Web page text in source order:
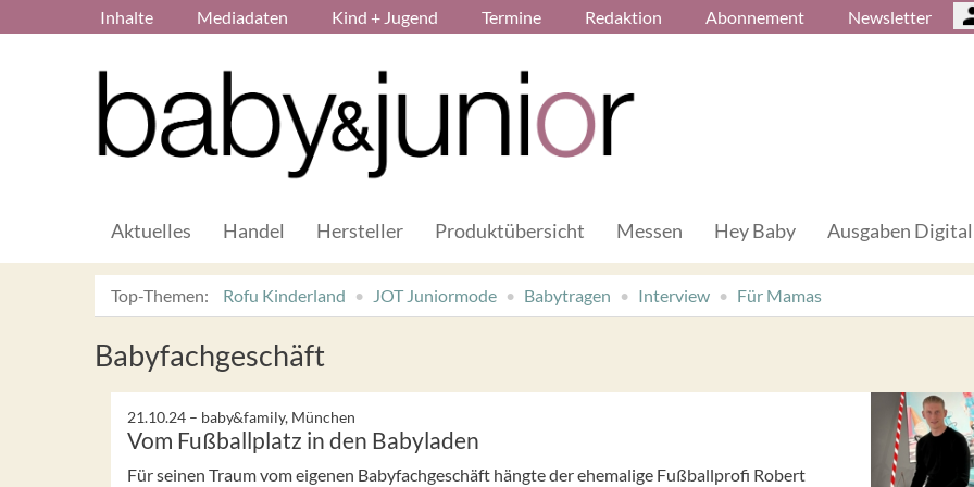
Inhalte Mediadaten Kind + Jugend Termine Redaktion Abonnement Newsletter
Aktuelles Handel Hersteller Produktübersicht Messen Hey Baby Ausgaben Digital
Top-Themen: Rofu Kinderland JOT Juniormode Babytragen Interview Für Mamas
Babyfachgeschäft
21.10.24 – baby&family, München
Vom Fußballplatz in den Babyladen
Für seinen Traum vom eigenen Babyfachgeschäft hängte der ehemalige Fußballprofi Robert